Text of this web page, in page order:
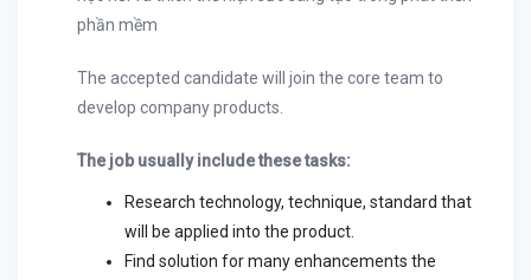
phần mềm
The accepted candidate will join the core team to
develop company products.
The job usually include these tasks:
Research technology, technique, standard that
will be applied into the product.
Find solution for many enhancements the